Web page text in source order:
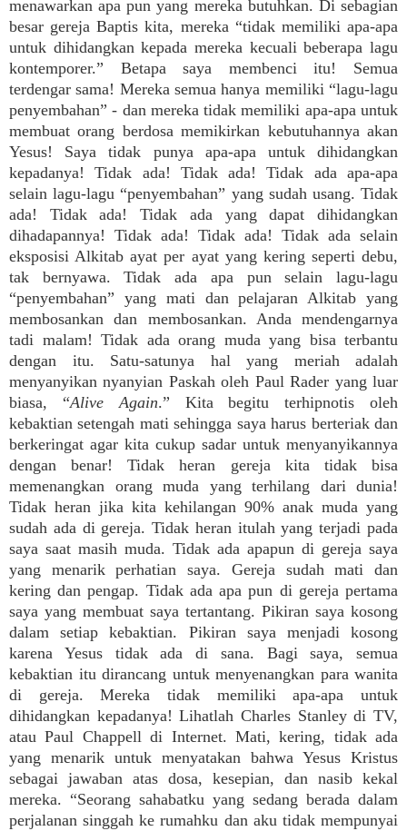
menawarkan apa pun yang mereka butuhkan. Di sebagian
besar gereja Baptis kita, mereka “tidak memiliki apa-apa
untuk dihidangkan kepada mereka kecuali beberapa lagu
kontemporer.” Betapa saya membenci itu! Semua
terdengar sama! Mereka semua hanya memiliki “lagu-lagu
penyembahan” - dan mereka tidak memiliki apa-apa untuk
membuat orang berdosa memikirkan kebutuhannya akan
Yesus! Saya tidak punya apa-apa untuk dihidangkan
kepadanya! Tidak ada! Tidak ada! Tidak ada apa-apa
selain lagu-lagu “penyembahan” yang sudah usang. Tidak
ada! Tidak ada! Tidak ada yang dapat dihidangkan
dihadapannya! Tidak ada! Tidak ada! Tidak ada selain
eksposisi Alkitab ayat per ayat yang kering seperti debu,
tak bernyawa. Tidak ada apa pun selain lagu-lagu
“penyembahan” yang mati dan pelajaran Alkitab yang
membosankan dan membosankan. Anda mendengarnya
tadi malam! Tidak ada orang muda yang bisa terbantu
dengan itu. Satu-satunya hal yang meriah adalah
menyanyikan nyanyian Paskah oleh Paul Rader yang luar
biasa, “Alive Again.” Kita begitu terhipnotis oleh
kebaktian setengah mati sehingga saya harus berteriak dan
berkeringat agar kita cukup sadar untuk menyanyikannya
dengan benar! Tidak heran gereja kita tidak bisa
memenangkan orang muda yang terhilang dari dunia!
Tidak heran jika kita kehilangan 90% anak muda yang
sudah ada di gereja. Tidak heran itulah yang terjadi pada
saya saat masih muda. Tidak ada apapun di gereja saya
yang menarik perhatian saya. Gereja sudah mati dan
kering dan pengap. Tidak ada apa pun di gereja pertama
saya yang membuat saya tertantang. Pikiran saya kosong
dalam setiap kebaktian. Pikiran saya menjadi kosong
karena Yesus tidak ada di sana. Bagi saya, semua
kebaktian itu dirancang untuk menyenangkan para wanita
di gereja. Mereka tidak memiliki apa-apa untuk
dihidangkan kepadanya! Lihatlah Charles Stanley di TV,
atau Paul Chappell di Internet. Mati, kering, tidak ada
yang menarik untuk menyatakan bahwa Yesus Kristus
sebagai jawaban atas dosa, kesepian, dan nasib kekal
mereka. “Seorang sahabatku yang sedang berada dalam
perjalanan singgah ke rumahku dan aku tidak mempunyai